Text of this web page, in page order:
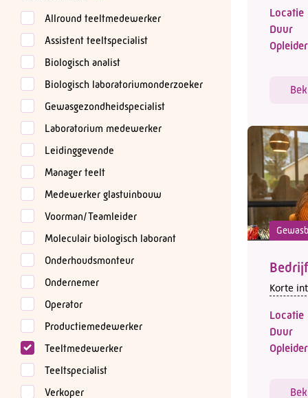
Allround teeltmedewerker
Assistent teeltspecialist
Biologisch analist
Biologisch laboratoriumonderzoeker
Gewasgezondheidspecialist
Laboratorium medewerker
Leidinggevende
Manager teelt
Medewerker glastuinbouw
Voorman/Teamleider
Moleculair biologisch laborant
Onderhoudsmonteur
Ondernemer
Operator
Productiemedewerker
Teeltmedewerker
Teeltspecialist
Verkoper
Locatie
Duur
Opleider
Korte
Locatie
Duur
Opleider